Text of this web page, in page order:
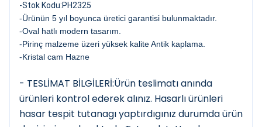
-Stok Kodu:PH2325
-Ürünün 5 yıl boyunca üretici garantisi bulunmaktadır.
-Oval hatlı modern tasarım.
-Pirinç malzeme üzeri yüksek kalite Antik kaplama.
-Kristal cam Hazne
- TESLİMAT BİLGİLERİ:Ürün teslimatı anında
ürünleri kontrol ederek alınız. Hasarlı ürünleri
hasar tespit tutanagı yaptırdıgınız durumda ürün